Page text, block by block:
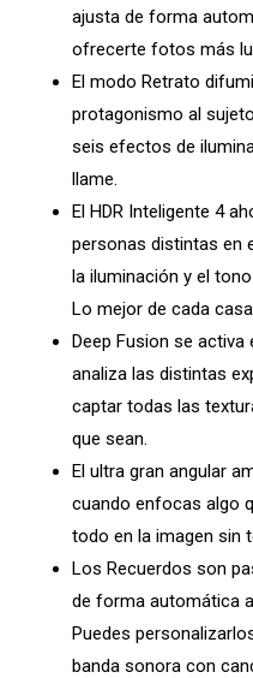
ajusta de forma
ofrecerte fotos más
El modo Retrato
protagonismo al
seis efectos de
llame.
El HDR Inteligente 4
personas distintas en
la iluminación y el
Lo mejor de cada
Deep Fusion se
analiza las distintas
captar todas las
que sean.
El ultra gran angular
cuando enfocas algo
todo en la imagen sin
Los Recuerdos son
de forma automática
Puedes
banda sonora con